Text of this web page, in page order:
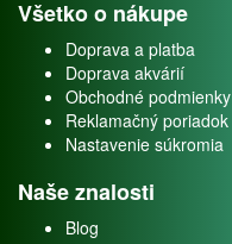
Všetko o nákupe
Doprava a platba
Doprava akvárií
Obchodné podmienky
Reklamačný poriadok
Nastavenie súkromia
Naše znalosti
Blog